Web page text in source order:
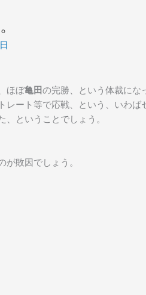
ほぼ亀田の完勝、という体裁にな
ート等で応戦、という、いわば
ということでしょう。
敗因でしょう。